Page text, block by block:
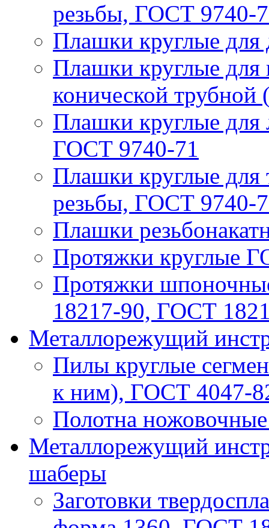
резьбы, ГОСТ 9740-
Плашки круглые
Плашки круглые
конической
Плашки круглые для
ГОСТ 9740-71
Плашки круглые для
резьбы, ГОСТ 9740-
Плашки
Протяжки круглые
Протяжки
18217-90, ГОСТ
Металлорежущий
Пилы круглые
к ним), ГОСТ 4047-
Полотна
Металлорежущий
шаберы
Заготовки